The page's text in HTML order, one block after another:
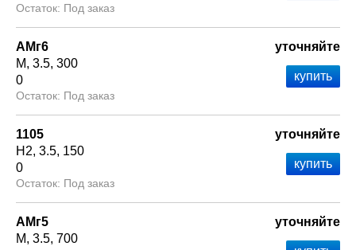
Под заказ
АМг6
М 3.5 300
0
Под заказ
уточняйте
1105
Н2 3.5 150
0
Под заказ
уточняйте
АМг5
М 3.5 700
уточняйте